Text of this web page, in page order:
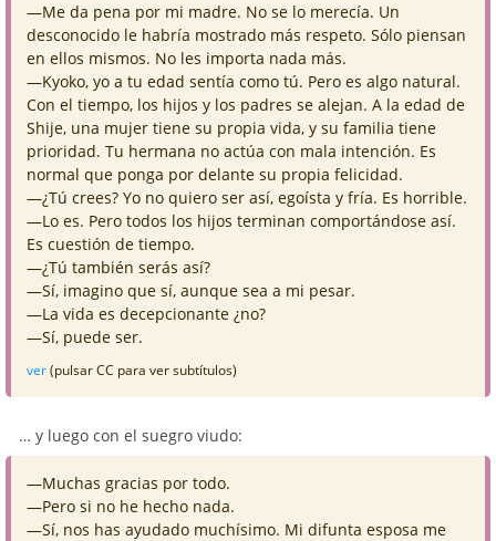
—Me da pena por mi madre. No se lo merecía. Un
desconocido le habría mostrado más respeto. Sólo piensan
en ellos mismos. No les importa nada más.
—Kyoko, yo a tu edad sentía como tú. Pero es algo natural.
Con el tiempo, los hijos y los padres se alejan. A la edad de
Shije, una mujer tiene su propia vida, y su familia tiene
prioridad. Tu hermana no actúa con mala intención. Es
normal que ponga por delante su propia felicidad.
—¿Tú crees? Yo no quiero ser así, egoísta y fría. Es horrible.
—Lo es. Pero todos los hijos terminan comportándose así.
Es cuestión de tiempo.
—¿Tú también serás así?
—Sí, imagino que sí, aunque sea a mi pesar.
—La vida es decepcionante ¿no?
—Sí, puede ser.
ver (pulsar CC para ver subtítulos)
… y luego con el suegro viudo:
—Muchas gracias por todo.
—Pero si no he hecho nada.
—Sí, nos has ayudado muchísimo. Mi difunta esposa me